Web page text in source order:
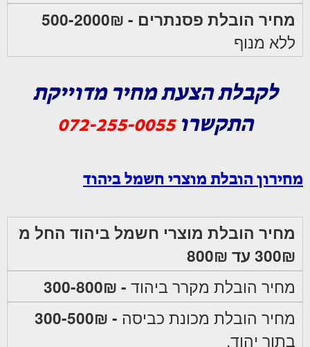
מחיר הובלת פסנתרים - 500-2000₪
ללא מנוף
לקבלת הצעת מחיר מדוייקת
התקשרו072-255-0055
מחירון הובלת מוצרי חשמל ביהוד
מחיר הובלת מוצרי חשמל ביהוד החל מ
300₪ עד 800₪
מחיר הובלת מקרר ביהוד - 300-800₪
מחיר הובלת מכונת כביסה - 300-500₪
בתוך יהוד.